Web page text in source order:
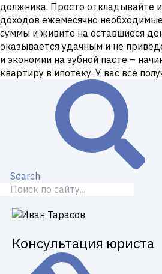
должника. Просто откладывайте
доходов ежемесячно
суммы и живите на оставшиеся
оказывается удачным и не
и экономии на зубной пасте –
квартиру в ипотеку. У вас все
Search
Консультация юриста